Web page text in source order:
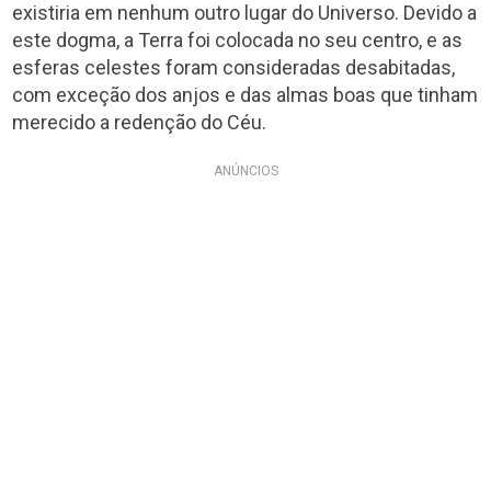
existiria em nenhum outro lugar do Universo. Devido a
este dogma, a Terra foi colocada no seu centro, e as
esferas celestes foram consideradas desabitadas,
com exceção dos anjos e das almas boas que tinham
merecido a redenção do Céu.
ANÚNCIOS